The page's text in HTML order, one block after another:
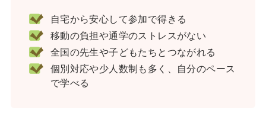
自宅から安心して参加で得きる
移動の負担や通学のストレスがない
全国の先生や子どもたちとつながれる
個別対応や少人数制も多く、自分のペース
で学べる